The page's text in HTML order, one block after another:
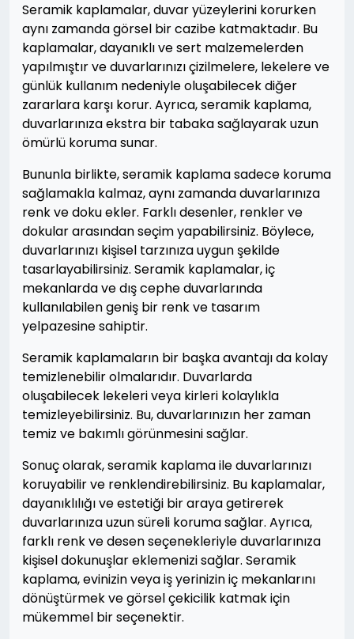
Seramik kaplamalar, duvar yüzeylerini korurken
aynı zamanda görsel bir cazibe katmaktadır. Bu
kaplamalar, dayanıklı ve sert malzemelerden
yapılmıştır ve duvarlarınızı çizilmelere, lekelere ve
günlük kullanım nedeniyle oluşabilecek diğer
zararlara karşı korur. Ayrıca, seramik kaplama,
duvarlarınıza ekstra bir tabaka sağlayarak uzun
ömürlü koruma sunar.
Bununla birlikte, seramik kaplama sadece koruma
sağlamakla kalmaz, aynı zamanda duvarlarınıza
renk ve doku ekler. Farklı desenler, renkler ve
dokular arasından seçim yapabilirsiniz. Böylece,
duvarlarınızı kişisel tarzınıza uygun şekilde
tasarlayabilirsiniz. Seramik kaplamalar, iç
mekanlarda ve dış cephe duvarlarında
kullanılabilen geniş bir renk ve tasarım
yelpazesine sahiptir.
Seramik kaplamaların bir başka avantajı da kolay
temizlenebilir olmalarıdır. Duvarlarda
oluşabilecek lekeleri veya kirleri kolaylıkla
temizleyebilirsiniz. Bu, duvarlarınızın her zaman
temiz ve bakımlı görünmesini sağlar.
Sonuç olarak, seramik kaplama ile duvarlarınızı
koruyabilir ve renklendirebilirsiniz. Bu kaplamalar,
dayanıklılığı ve estetiği bir araya getirerek
duvarlarınıza uzun süreli koruma sağlar. Ayrıca,
farklı renk ve desen seçenekleriyle duvarlarınıza
kişisel dokunuşlar eklemenizi sağlar. Seramik
kaplama, evinizin veya iş yerinizin iç mekanlarını
dönüştürmek ve görsel çekicilik katmak için
mükemmel bir seçenektir.